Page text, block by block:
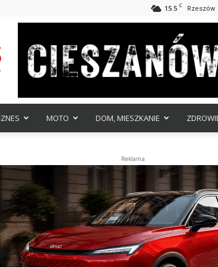
15.5 C Rzeszów
MOTO DOM, MIESZKANIE
Reklama